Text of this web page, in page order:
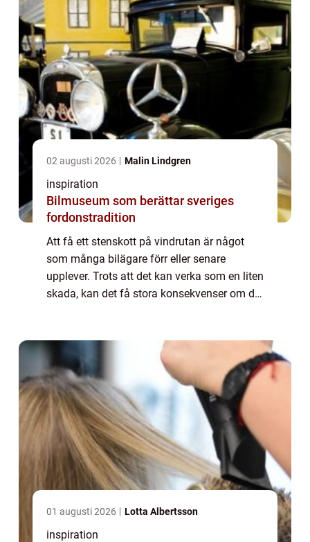
02 augusti 2026 Malin Lindgren
inspiration
Bilmuseum som berättar sveriges
fordonstradition
Att få ett stenskott på vindrutan är något
som många bilägare förr eller senare
upplever. Trots att det kan verka som en liten
skada, kan det få stora konsekvenser om det
01 augusti 2026 Lotta Albertsson
inspiration